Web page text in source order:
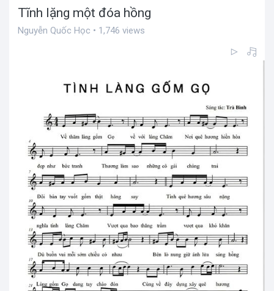
Tĩnh lặng một đóa hồng
Nguyễn Quốc Học • 1,746 views